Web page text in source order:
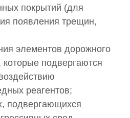
покрытий (для
появления трещин,
элементов дорожного
которые подвергаются
реагентов;
подвергающихся